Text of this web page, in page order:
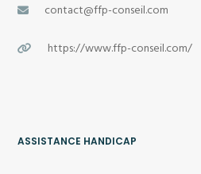
contact@ffp-conseil.com
https://www.ffp-conseil.com/
ASSISTANCE HANDICAP